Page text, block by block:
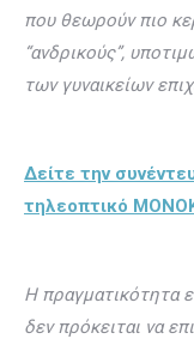
που θεωρούν πιο
“ανδρικούς”,
των γυναικείων
Δείτε την
τηλεοπτικό
Η πραγματικότητα
δεν πρόκειται να